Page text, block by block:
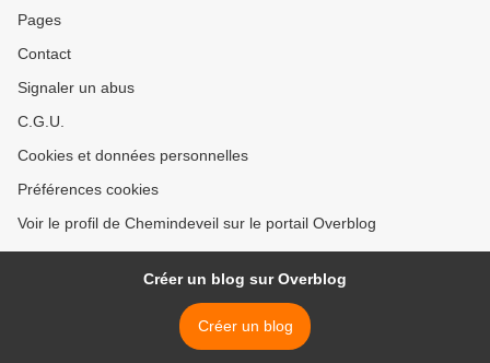
Pages
Contact
Signaler un abus
C.G.U.
Cookies et données personnelles
Préférences cookies
Voir le profil de Chemindeveil sur le portail Overblog
Créer un blog sur Overblog
Créer un blog